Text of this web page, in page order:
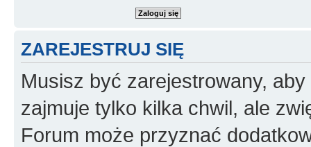
ZAREJESTRUJ SIĘ
Musisz być zarejestrowany,
zajmuje tylko kilka chwil, ale
Forum może przyznać